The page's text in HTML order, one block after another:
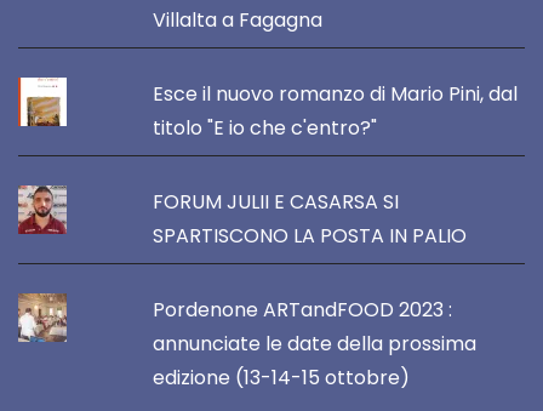
Villalta a Fagagna
Esce il nuovo romanzo di Mario Pini, dal
titolo "E io che c'entro?"
FORUM JULII E CASARSA SI
SPARTISCONO LA POSTA IN PALIO
Pordenone ARTandFOOD 2023 :
annunciate le date della prossima
edizione (13-14-15 ottobre)